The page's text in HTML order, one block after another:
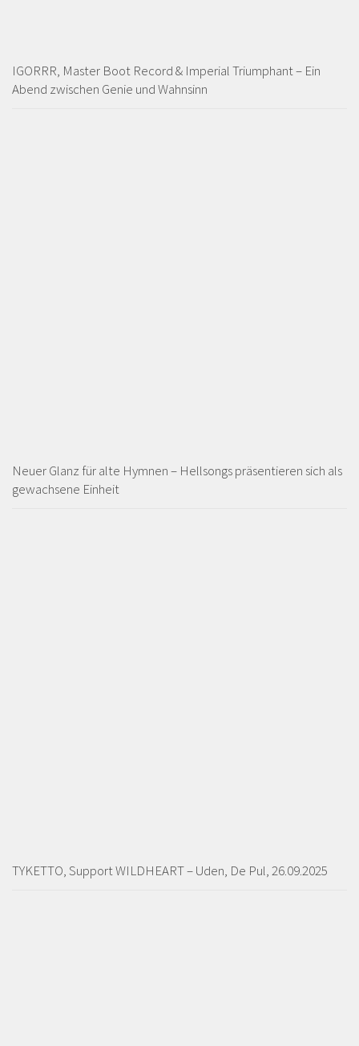
IGORRR, Master Boot Record & Imperial Triumphant – Ein
Abend zwischen Genie und Wahnsinn
Neuer Glanz für alte Hymnen – Hellsongs präsentieren sich als
gewachsene Einheit
TYKETTO, Support WILDHEART – Uden, De Pul, 26.09.2025